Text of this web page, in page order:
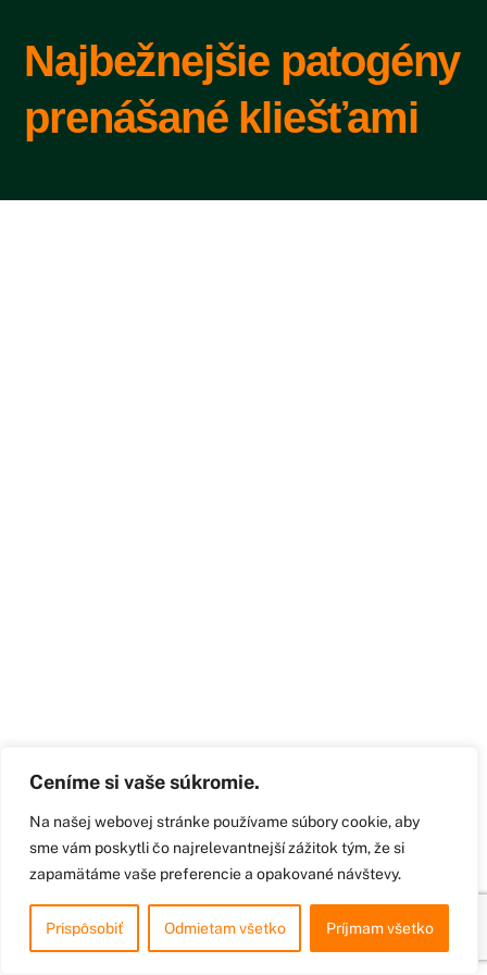
Ceníme si vaše súkromie.
Na našej webovej stránke používame súbory cookie, aby
sme vám poskytli čo najrelevantnejší zážitok tým, že si
zapamätáme vaše preferencie a opakované návštevy.
Prispôsobiť Odmietam všetko Príjmam všetko
content
Najbežnejšie patogény
prenášané kliešťami